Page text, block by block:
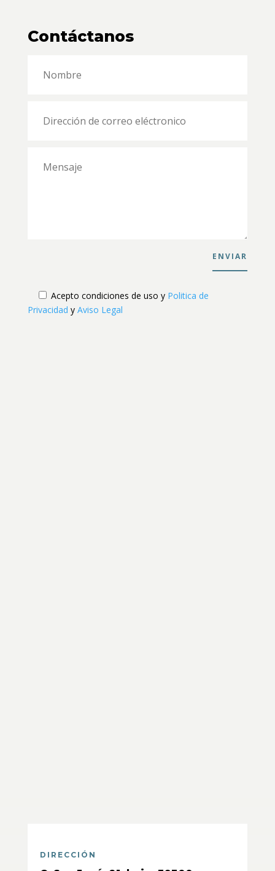
Contáctanos
ENVIAR
Acepto condiciones de uso y Politica de
Privacidad y Aviso Legal
DIRECCIÓN